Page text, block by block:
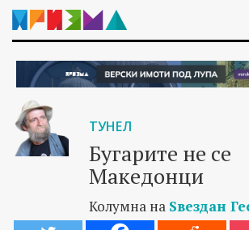
ТУНЕЛ
Бугарите не се
Македонци
Колумна на Ѕвездан